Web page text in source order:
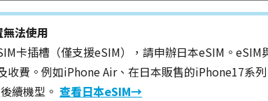
法使用
卡插槽（僅支援eSIM），請申辦日本eSIM。eSIM
收費。例如iPhone Air、在日本販售的iPhone17系
續機型。 查看日本eSIM→